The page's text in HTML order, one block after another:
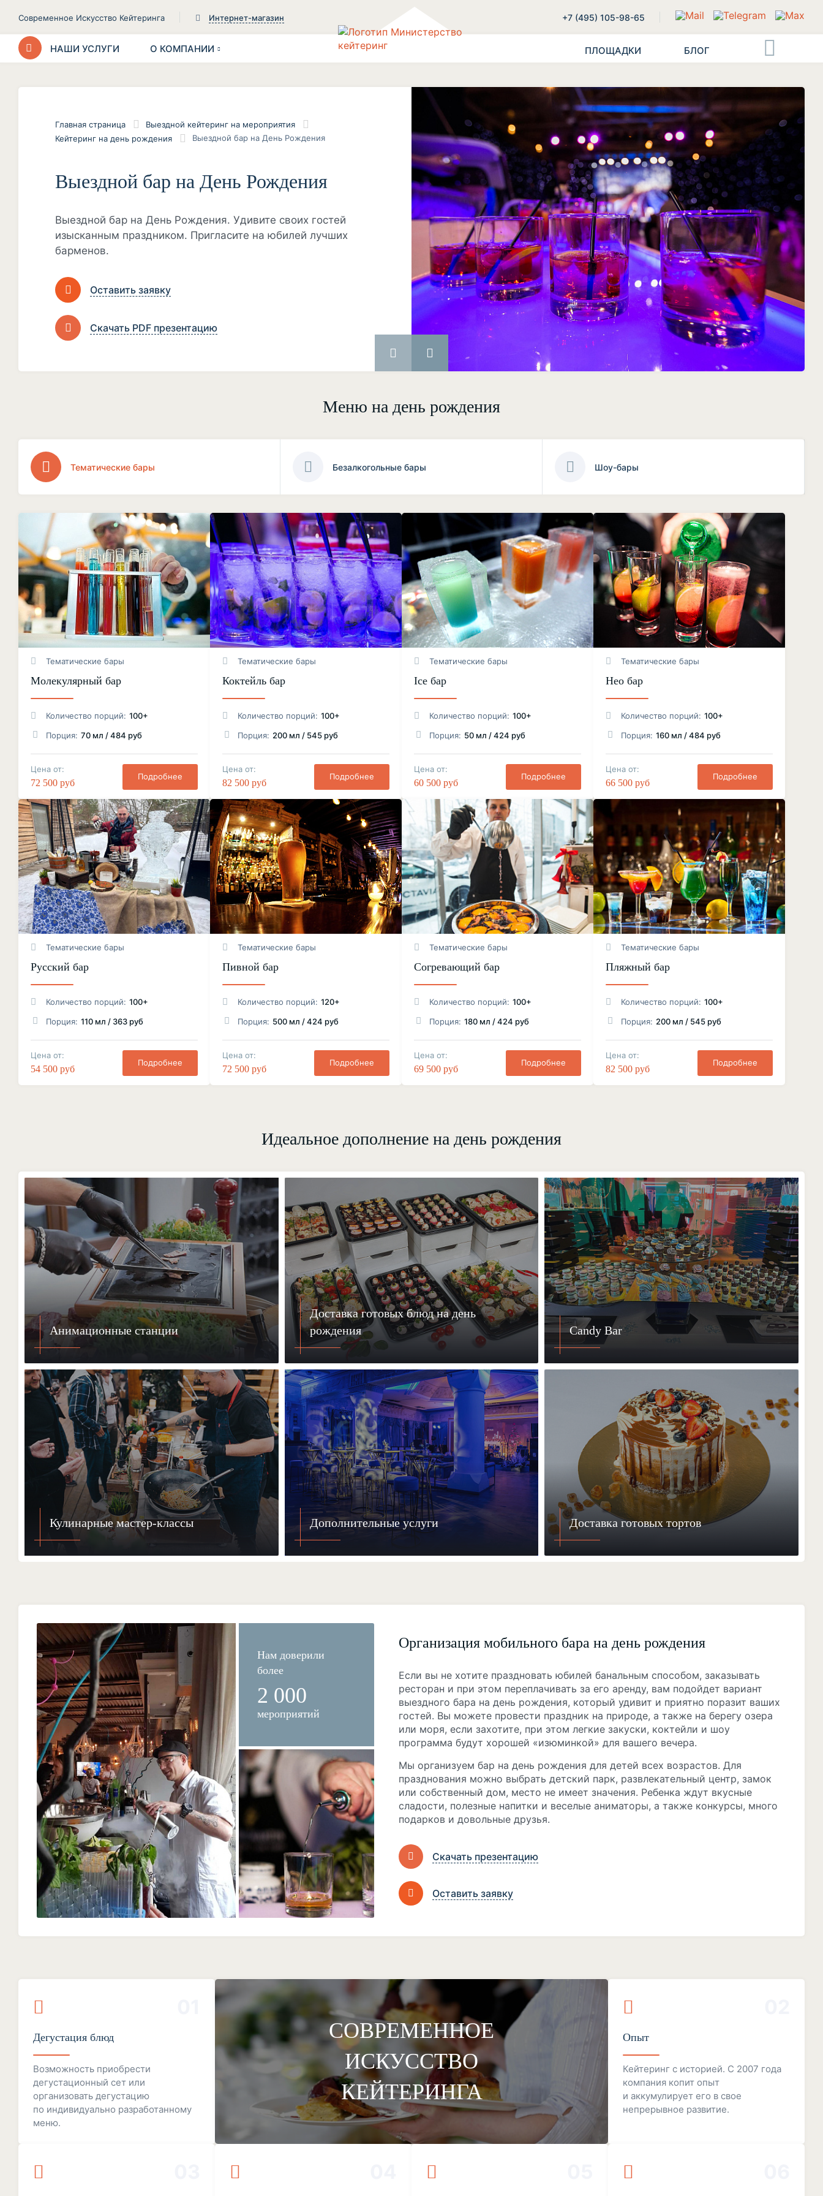
Современное Искусство Кейтеринга Интернет-магазин +7 (495) 105-98-65
НАШИ УСЛУГИ О КОМПАНИИ ПЛОЩАДКИ БЛОГ
Главная страница
Выездной кейтеринг на мероприятия
Кейтеринг на день рождения
Выездной бар на День Рождения
Выездной бар на День Рождения
Выездной бар на День Рождения. Удивите своих гостей
изысканным праздником. Пригласите на юбилей лучших
барменов.
Оставить заявку
Скачать PDF презентацию
Меню на день рождения
Тематические бары Безалкогольные бары Шоу-бары
Тематические бары
Молекулярный бар
Количество порций: 100+
Порция: 70 мл / 484 руб
Цена от:
72 500 руб
Подробнее
Тематические бары
Коктейль бар
Количество порций: 100+
Порция: 200 мл / 545 руб
Цена от:
82 500 руб
Подробнее
Тематические бары
Ice бар
Количество порций: 100+
Порция: 50 мл / 424 руб
Цена от:
60 500 руб
Подробнее
Тематические бары
Нео бар
Количество порций: 100+
Порция: 160 мл / 484 руб
Цена от:
66 500 руб
Подробнее
Тематические бары
Русский бар
Количество порций: 100+
Порция: 110 мл / 363 руб
Цена от:
54 500 руб
Подробнее
Тематические бары
Пивной бар
Количество порций: 120+
Порция: 500 мл / 424 руб
Цена от:
72 500 руб
Подробнее
Тематические бары
Согревающий бар
Количество порций: 100+
Порция: 180 мл / 424 руб
Цена от:
69 500 руб
Подробнее
Тематические бары
Пляжный бар
Количество порций: 100+
Порция: 200 мл / 545 руб
Цена от:
82 500 руб
Подробнее
Идеальное дополнение на день рождения
Анимационные станции
Доставка готовых блюд на день
рождения
Candy Bar
Кулинарные мастер-классы Дополнительные услуги Доставка готовых тортов
Нам доверили
более
2 000
мероприятий
Организация мобильного бара на день рождения
Если вы не хотите праздновать юбилей банальным способом, заказывать
ресторан и при этом переплачивать за его аренду, вам подойдет вариант
выездного бара на день рождения, который удивит и приятно поразит ваших
гостей. Вы можете провести праздник на природе, а также на берегу озера
или моря, если захотите, при этом легкие закуски, коктейли и шоу
программа будут хорошей «изюминкой» для вашего вечера.
Мы организуем бар на день рождения для детей всех возрастов. Для
празднования можно выбрать детский парк, развлекательный центр, замок
или собственный дом, место не имеет значения. Ребенка ждут вкусные
сладости, полезные напитки и веселые аниматоры, а также конкурсы, много
подарков и довольные друзья.
Скачать презентацию
Оставить заявку
Дегустация блюд
Возможность приобрести
дегустационный сет или
организовать дегустацию
по индивидуально разработанному
меню.
СОВРЕМЕННОЕ
ИСКУССТВО
КЕЙТЕРИНГА
Опыт
Кейтеринг с историей. С 2007 года
компания копит опыт
и аккумулирует его в свое
непрерывное развитие.